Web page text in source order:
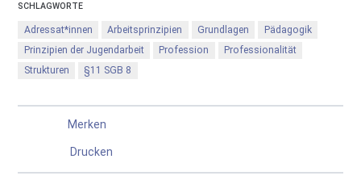
SCHLAGWORTE
Adressat*innen Arbeitsprinzipien Grundlagen
Pädagogik
Prinzipien der Jugendarbeit
Profession
Professionalität
Strukturen
§11 SGB 8
Merken
Drucken